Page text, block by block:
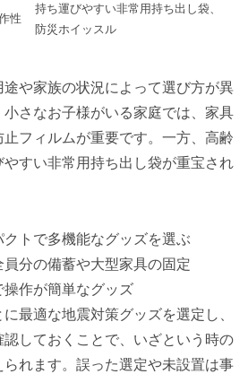
性
持ち運びやすい非常用持ち出し袋、
防災ホイッスル
や家族の状況によって選び方が異
さなお子様がいる家庭では、家具
フィルムが重要です。一方、高齢
すい非常用持ち出し袋が重宝され
クトで多機能なグッズを選ぶ
員分の備蓄や大型家具の固定
操作が簡単なグッズ
最適な地震対策グッズを選定し、
認しておくことで、いざという時の
られます。誤った選定や未設置は事